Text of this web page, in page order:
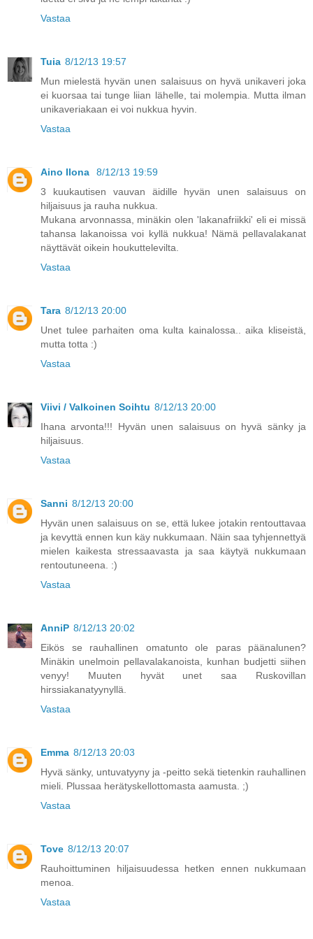
Vastaa
Tuia 8/12/13 19:57
Mun mielestä hyvän unen salaisuus on hyvä unikaveri joka
ei kuorsaa tai tunge liian lähelle, tai molempia. Mutta ilman
unikaveriakaan ei voi nukkua hyvin.
Vastaa
Aino Ilona
8/12/13 19:59
3 kuukautisen vauvan äidille hyvän unen salaisuus on
hiljaisuus ja rauha nukkua.
Mukana arvonnassa, minäkin olen 'lakanafriikki' eli ei missä
tahansa lakanoissa voi kyllä nukkua! Nämä pellavalakanat
näyttävät oikein houkuttelevilta.
Vastaa
Tara 8/12/13 20:00
Unet tulee parhaiten oma kulta kainalossa.. aika kliseistä,
mutta totta :)
Vastaa
Viivi / Valkoinen Soihtu 8/12/13 20:00
Ihana arvonta!!! Hyvän unen salaisuus on hyvä sänky ja
hiljaisuus.
Vastaa
Sanni 8/12/13 20:00
Hyvän unen salaisuus on se, että lukee jotakin rentouttavaa
ja kevyttä ennen kun käy nukkumaan. Näin saa tyhjennettyä
mielen kaikesta stressaavasta ja saa käytyä nukkumaan
rentoutuneena. :)
Vastaa
AnniP 8/12/13 20:02
Eikös se rauhallinen omatunto ole paras päänalunen?
Minäkin unelmoin pellavalakanoista, kunhan budjetti siihen
venyy! Muuten hyvät unet saa Ruskovillan
hirssiakanatyynyllä.
Vastaa
Emma 8/12/13 20:03
Hyvä sänky, untuvatyyny ja -peitto sekä tietenkin rauhallinen
mieli. Plussaa herätyskellottomasta aamusta. ;)
Vastaa
Tove 8/12/13 20:07
Rauhoittuminen hiljaisuudessa hetken ennen nukkumaan
menoa.
Vastaa